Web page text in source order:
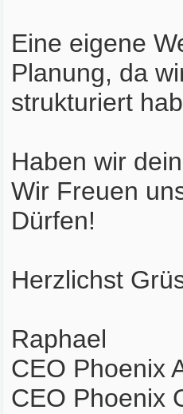
Eine eigene
Planung, da
strukturiert
Haben wir
Wir Freuen
Dürfen!
Herzlichst
Raphael
CEO Phoenix
CEO Phoenix